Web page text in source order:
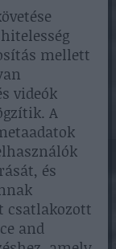
mellett
videók
A
és
csatlakozott
and